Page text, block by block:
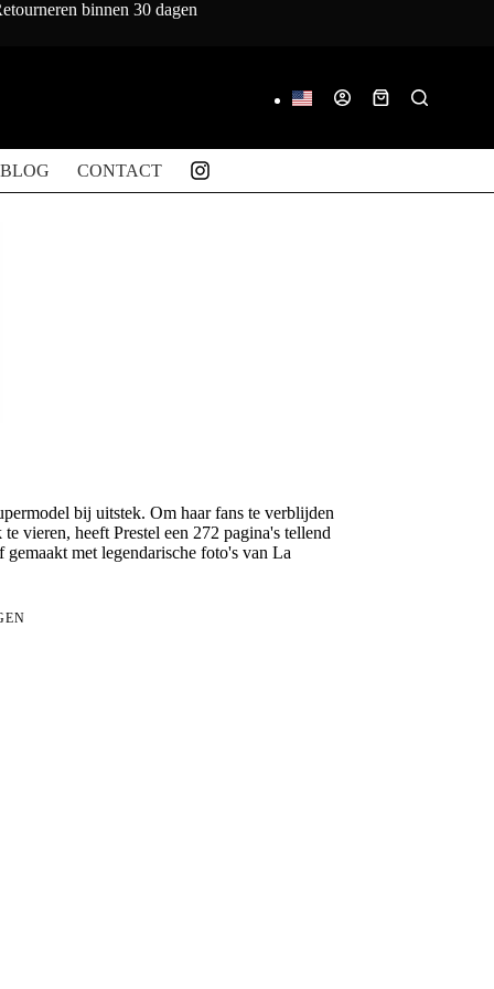
binnen 30 dagen
Winkelwagen
BLOG CONTACT
bij uitstek. Om haar fans te verblijden
vieren, heeft Prestel een 272 pagina's tellend
gemaakt met legendarische foto's van La